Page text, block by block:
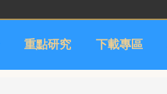
重點研究 下載專區